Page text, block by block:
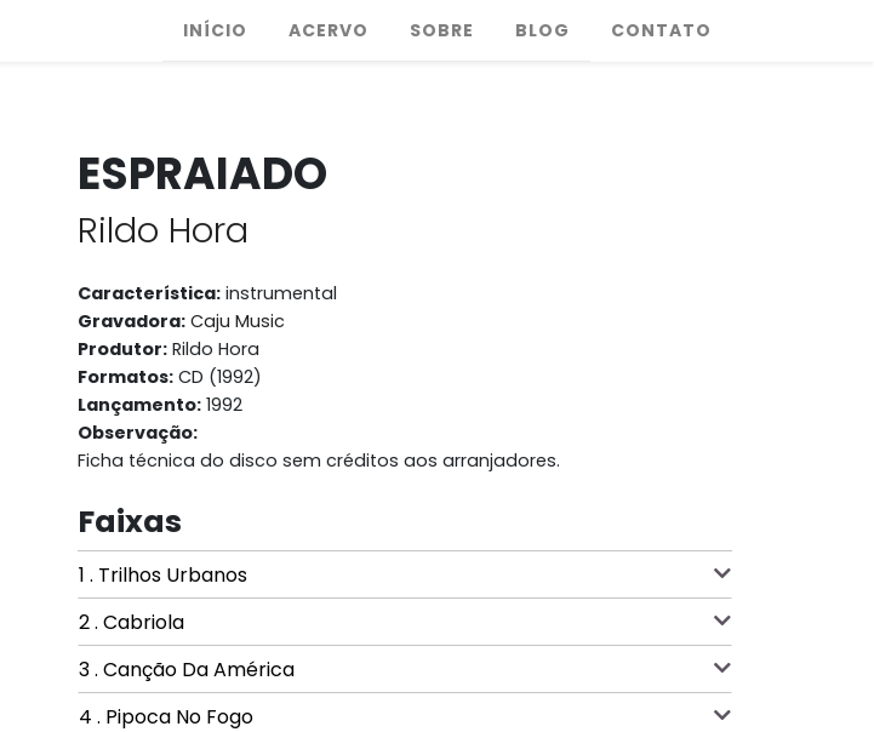
INÍCIO ACERVO SOBRE BLOG CONTATO
ESPRAIADO
Rildo Hora
Característica: instrumental
Gravadora: Caju Music
Produtor: Rildo Hora
Formatos: CD (1992)
Lançamento: 1992
Observação:
Ficha técnica do disco sem créditos aos arranjadores.
Faixas
1 . Trilhos Urbanos
2 . Cabriola
3 . Canção Da América
4 . Pipoca No Fogo